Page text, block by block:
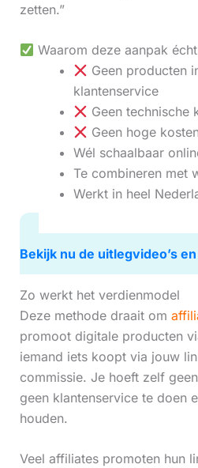
zetten.”
Waarom deze aanpak
Geen producten
klantenservice
Geen technische
Geen hoge
Wél schaalbaar
Te combineren met
Werkt in heel
Bekijk nu de uitlegvideo’s
Zo werkt het verdienmodel
Deze methode draait om
promoot digitale producten
iemand iets koopt via jouw
commissie. Je hoeft zelf
geen klantenservice te doen
houden.
Veel affiliates promoten hun